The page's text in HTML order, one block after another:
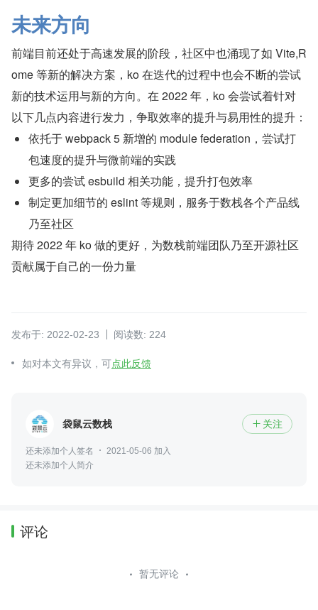
未来方向
前端目前还处于高速发展的阶段，社区中也涌现了如 Vite,R
ome 等新的解决方案，ko 在迭代的过程中也会不断的尝试
新的技术运用与新的方向。在 2022 年，ko 会尝试着针对
以下几点内容进行发力，争取效率的提升与易用性的提升：
依托于 webpack 5 新增的 module federation，尝试打
包速度的提升与微前端的实践
更多的尝试 esbuild 相关功能，提升打包效率
制定更加细节的 eslint 等规则，服务于数栈各个产品线
乃至社区
期待 2022 年 ko 做的更好，为数栈前端团队乃至开源社区
贡献属于自己的一份力量
发布于: 2022-02-23 阅读数: 224
如对本文有异议，可点此反馈
袋鼠云数栈  关注
还未添加个人签名
2021-05-06 加入
还未添加个人简介
评论
暂无评论